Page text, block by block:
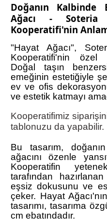
Doğanın Kalbinde
Ağacı - Soteria
Kooperatifi'nin
"Hayat Ağacı",
Kooperatifi'nin özel
Doğal taşın
emeğinin estetiğiyle
ev ve ofis
ve estetik katmayı
Kooperatifimiz
tablonuzu da yapabilir.
Bu tasarım,
ağacını özenle
Kooperatifin
tarafından
eşsiz dokusunu ve
çeker. Hayat
tasarımı, tasarıma
cm ebatındadır.